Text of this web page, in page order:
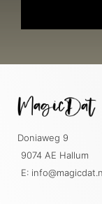
Doniaweg 9
9074 AE Hallum
E: